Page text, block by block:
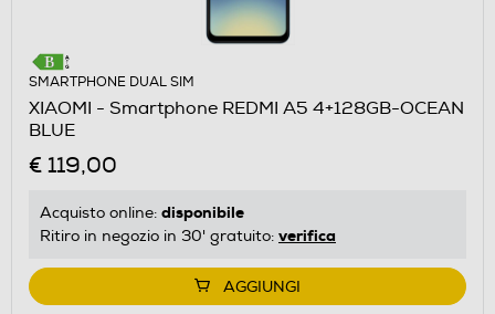
SMARTPHONE DUAL SIM
XIAOMI - Smartphone REDMI A5 4+128GB-OCEAN
BLUE
€ 119,00
Acquisto online: disponibile
Ritiro in negozio in 30' gratuito: verifica
AGGIUNGI